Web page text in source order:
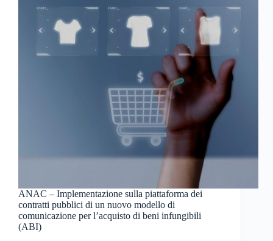
ANAC – Implementazione sulla piattaforma dei
contratti pubblici di un nuovo modello di
comunicazione per l’acquisto di beni infungibili
(ABI)